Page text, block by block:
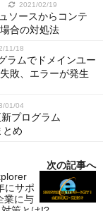
2021/02/19
ソースからコンテ
合の対処法
11/18
ラムでドメインユー
敗、エラーが発生
01/04
プログラム
とめ
次の記事へ
にサポ
業に与